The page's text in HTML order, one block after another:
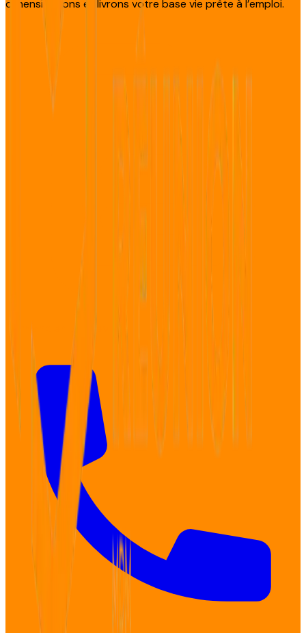
dimensionnons et livrons votre base vie prête à l’emploi.
Demander un devis